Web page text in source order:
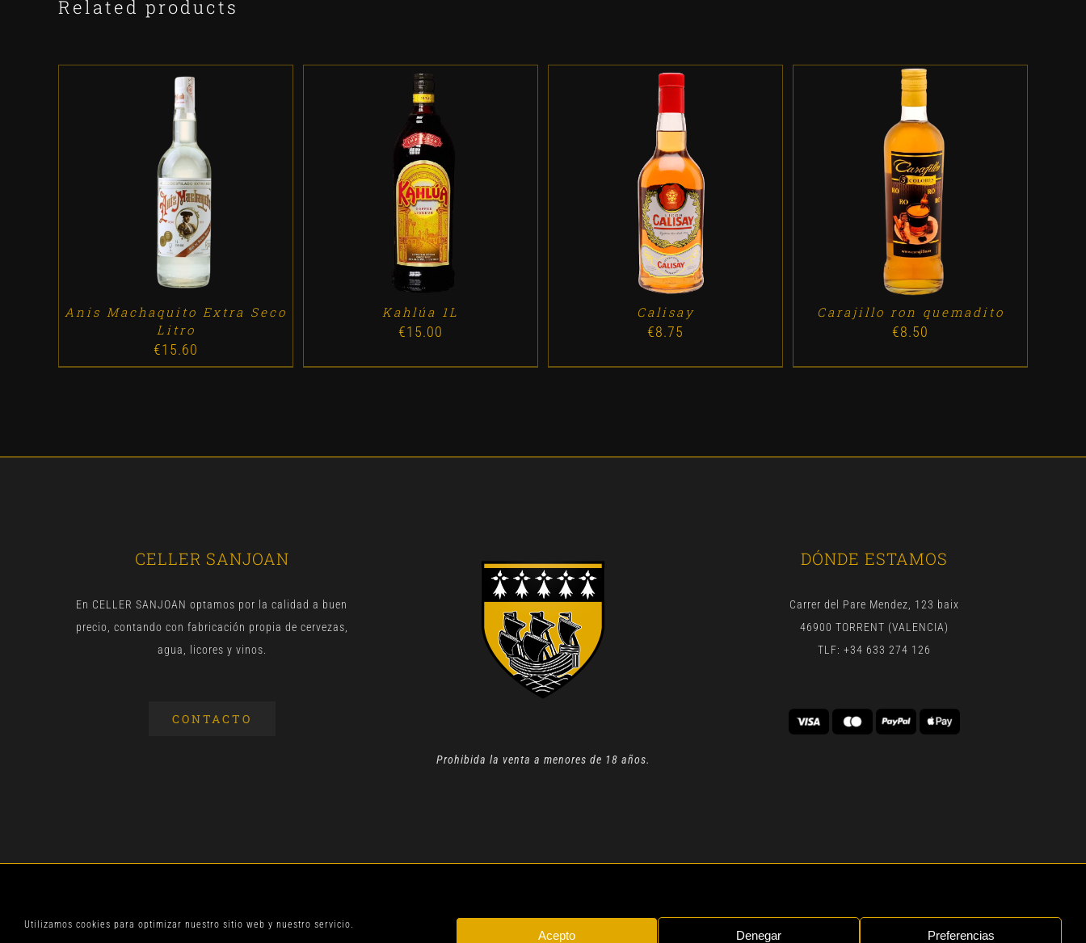
Utilizamos cookies para optimizar nuestro sitio web y nuestro servicio.
Acepto Denegar Preferencias
Related products
ADD TO CART / DETALLES
Anis Machaquito Extra Seco
Litro
€15.60
ADD TO CART / DETALLES
Kahlúa 1L
€15.00
ADD TO CART / DETALLES
Calisay
€8.75
ADD TO CART / DETALLES
Carajillo ron quemadito
€8.50
CELLER SANJOAN
En CELLER SANJOAN optamos por la calidad a buen
precio, contando con fabricación propia de cervezas,
agua, licores y vinos.
CONTACTO
Prohibida la venta a menores de 18 años.
DÓNDE ESTAMOS
Carrer del Pare Mendez, 123 baix
46900 TORRENT (VALENCIA)
TLF: +34 633 274 126
AVISO LEGAL| TODOS LOS DERECHOS RESERVADOS | BYGEN DIGITAL